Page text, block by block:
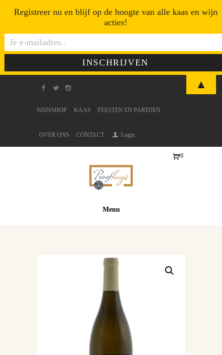
WIJNSHOP KAAS FEESTEN EN PARTIJEN
OVER ONS CONTACT Login
Menu
0
Registreer nu en blijf op de hoogte van alle kaas en wijn
acties!
▲